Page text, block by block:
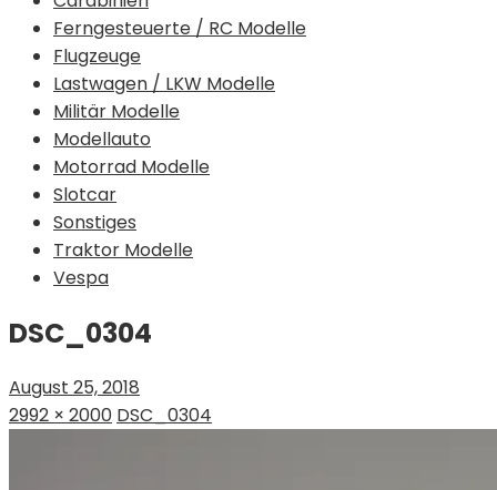
Ferngesteuerte / RC Modelle
Flugzeuge
Lastwagen / LKW Modelle
Militär Modelle
Modellauto
Motorrad Modelle
Slotcar
Sonstiges
Traktor Modelle
Vespa
DSC_0304
August 25, 2018
2992 × 2000 DSC_0304